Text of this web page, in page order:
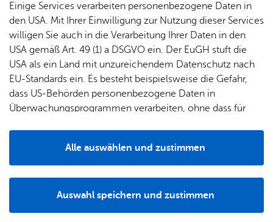
Ausbildung zum Fachangestellten für Bäderbetriebe bei
den Häfler Bädern abgeschlossen und startet jetzt mit
Einige Services verarbeiten personenbezogene Daten in
den USA. Mit Ihrer Einwilligung zur Nutzung dieser Services
willigen Sie auch in die Verarbeitung Ihrer Daten in den
USA gemäß Art. 49 (1) a DSGVO ein. Der EuGH stuft die
USA als ein Land mit unzureichendem Datenschutz nach
EU-Standards ein. Es besteht beispielsweise die Gefahr,
dass US-Behörden personenbezogene Daten in
Überwachungsprogrammen verarbeiten, ohne dass für
Auswahl speichern und zustimmen
Alle auswählen und zustimmen